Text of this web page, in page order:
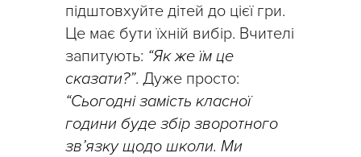
підштовхуйте дітей до цієї гри.
Це має бути їхній вибір. Вчителі
запитують: “Як же їм це
сказати?”. Дуже просто:
“Сьогодні замість класної
години буде збір зворотного
зв’язку щодо школи. Ми